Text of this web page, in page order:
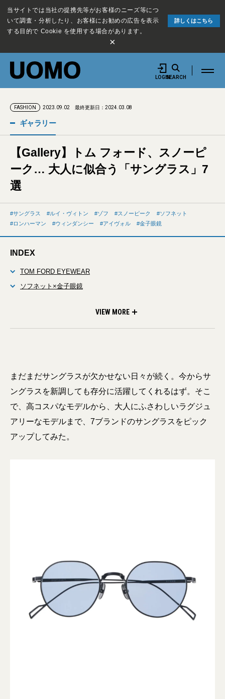
当サイトでは当社の提携先等がお客様のニーズ等につ
いて調査・分析したり、お客様にお勧めの広告を表示
する目的で Cookie を使用する場合があります。
詳しくはこちら
×
LOGINSEARCH
FASHION 2023.09.02 最終更新日：2024.03.08
ギャラリー
【Gallery】トム フォード、スノーピ
ーク… 大人に似合う「サングラス」7
選
サングラス ルイ・ヴィトン ゾフ スノーピーク
ソフネット
ロンハーマン
ウィンダンシー アイヴォル 金子眼鏡
INDEX
TOM FORD EYEWEAR
ソフネット×金子眼鏡
VIEW MORE
まだまだサングラスが欠かせない日々が続く。今からサ
ングラスを新調しても存分に活躍してくれるはず。そこ
で、高コスパなモデルから、大人にふさわしいラグジュ
アリーなモデルまで、7ブランドのサングラスをピック
アップしてみた。